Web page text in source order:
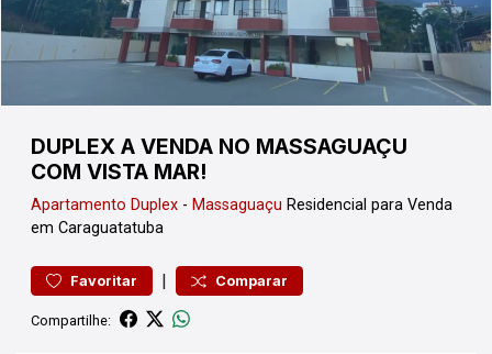
DUPLEX A VENDA NO MASSAGUAÇU
COM VISTA MAR!
Apartamento Duplex - Massaguaçu Residencial para Venda
em Caraguatatuba
Favoritar | Comparar
Compartilhe: